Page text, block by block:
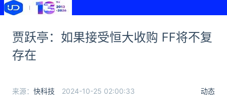
贾跃亭：如果接受恒大收购 FF将不复
存在
动态
来源： 快科技 2024-10-25 02:00:33